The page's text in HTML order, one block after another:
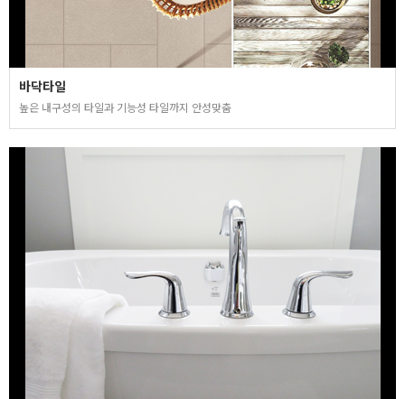
바닥타일
높은 내구성의 타일과 기능성 타일까지 안성맞춤